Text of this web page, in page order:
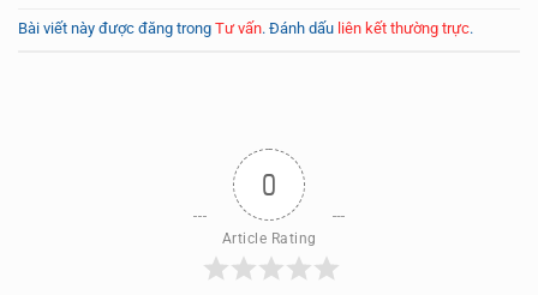
Bài viết này được đăng trong Tư vấn. Đánh dấu liên kết thường trực.
0
Article Rating